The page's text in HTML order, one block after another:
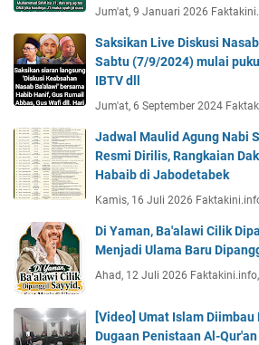
Jum'at, 9 Januari 2026
Saksikan Live Diskusi
Sabtu (7/9/2024) mulai
IBTV dll
Jum'at, 6 September 2024
Jadwal Maulid Agung Nabi
Resmi Dirilis, Rangkaian
Habaib di Jabodetabek
Kamis, 16 Juli 2026
Di Yaman, Ba'alawi Cilik
Menjadi Ulama Baru
Ahad, 12 Juli 2026
[Video] Umat Islam
Dugaan Penistaan Al-